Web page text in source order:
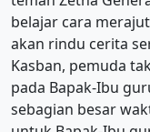
belajar cara
akan rindu cerita
Kasban, pemuda
pada Bapak-Ibu
sebagian besar